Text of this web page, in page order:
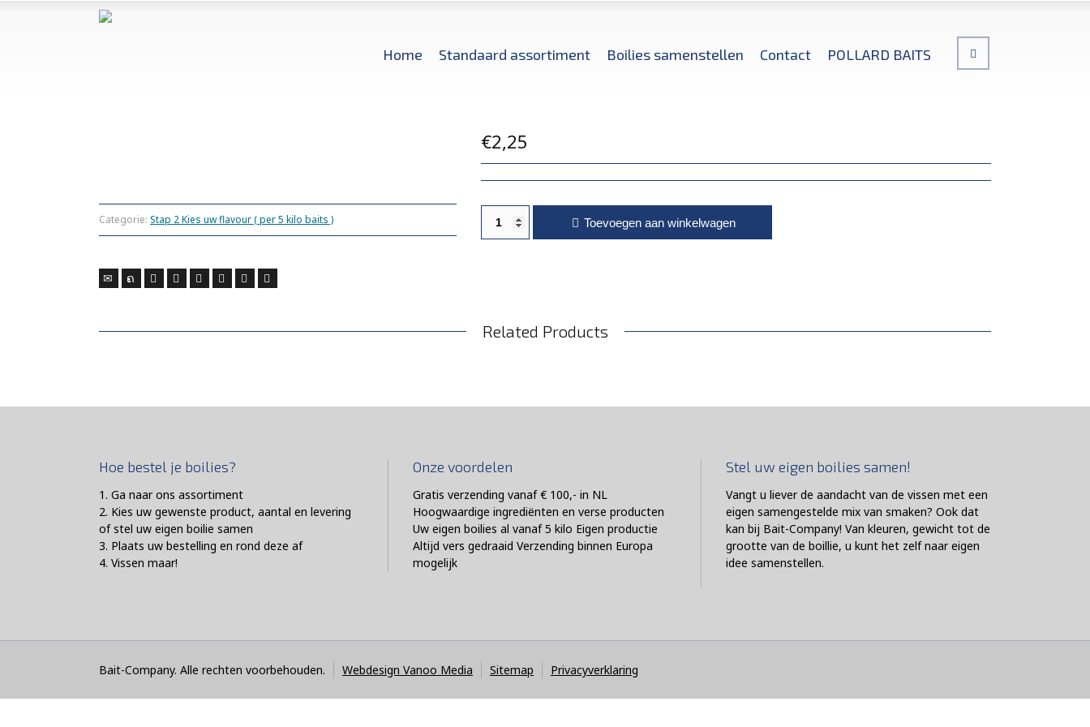
Home Standaard assortiment Boilies samenstellen Contact POLLARD BAITS
Categorie: Stap 2 Kies uw flavour ( per 5 kilo baits )
€2,25
Gerookte Haring flavour aantalToevoegen aan winkelwagen
Related Products
Hoe bestel je boilies?
1. Ga naar ons assortiment
2. Kies uw gewenste product, aantal en levering
of stel uw eigen boilie samen
3. Plaats uw bestelling en rond deze af
4. Vissen maar!
Onze voordelen
Gratis verzending vanaf € 100,- in NL
Hoogwaardige ingrediënten en verse producten
Uw eigen boilies al vanaf 5 kilo Eigen productie
Altijd vers gedraaid Verzending binnen Europa
mogelijk
Stel uw eigen boilies samen!
Vangt u liever de aandacht van de vissen met een
eigen samengestelde mix van smaken? Ook dat
kan bij Bait-Company! Van kleuren, gewicht tot de
grootte van de boillie, u kunt het zelf naar eigen
idee samenstellen.
Bait-Company. Alle rechten voorbehouden. Webdesign Vanoo Media Sitemap Privacyverklaring